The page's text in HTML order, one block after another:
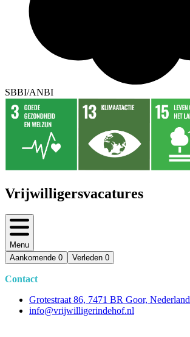
SBBI/ANBI
Vrijwilligersvacatures
Menu
Aankomende 0 Verleden 0
Contact
Grotestraat 86, 7471 BR Goor, Nederland
info@vrijwilligerindehof.nl